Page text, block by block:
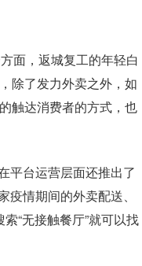
面，返城复工的年轻白
除了发力外卖之外，如
触达消费者的方式，也
平台运营层面还推出了
疫情期间的外卖配送、
“无接触餐厅”就可以找